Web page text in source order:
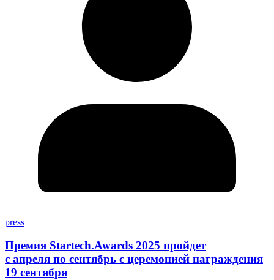
press
Премия Startech.Awards 2025 пройдет
с апреля по сентябрь с церемонией награждения
19 сентября